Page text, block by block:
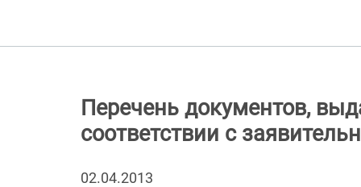
Перечень документов,
соответствии с
02.04.2013